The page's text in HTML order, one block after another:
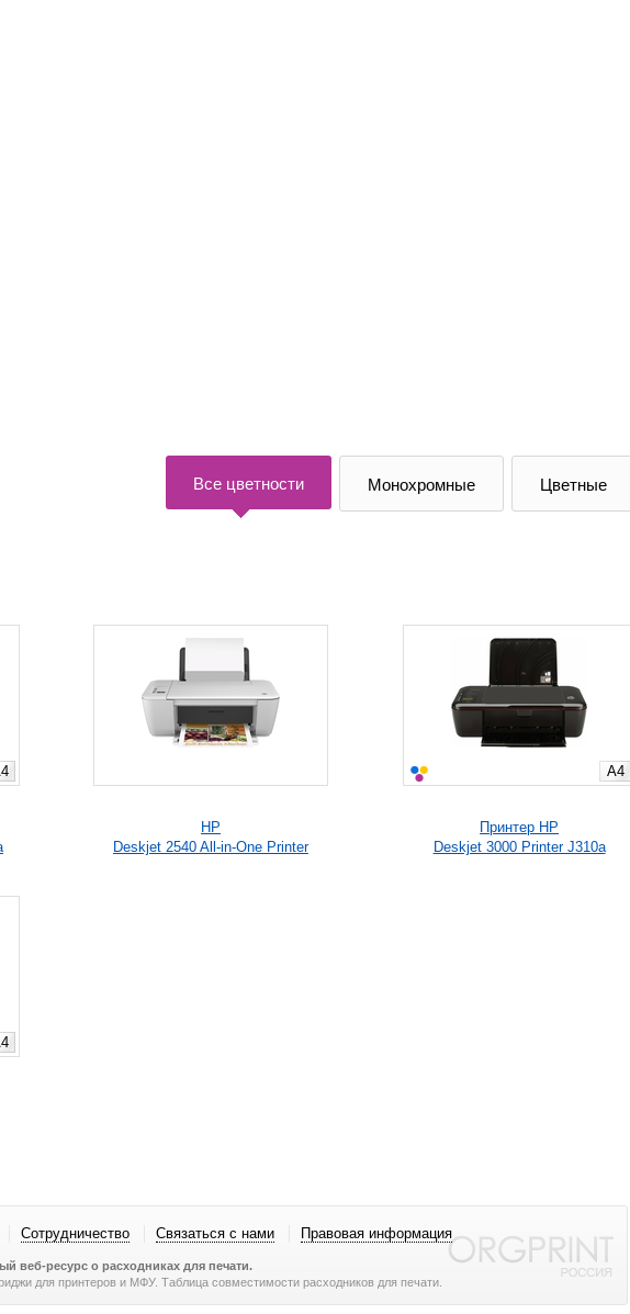
Все цветности Монохромные Цветные
HP
Deskjet 2540 All-in-One Printer
A4
Принтер HP
Deskjet 3000 Printer J310a
Сотрудничество Связаться с нами Правовая информация
веб-ресурс о расходниках для печати.
для принтеров и МФУ. Таблица совместимости расходников для печати.